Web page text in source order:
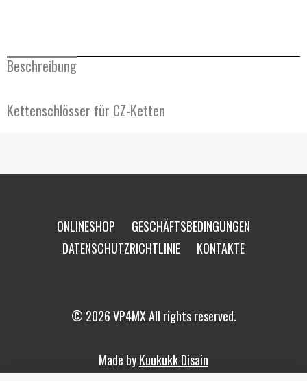
Beschreibung
Kettenschlösser für CZ-Ketten
ONLINESHOP
GESCHÄFTSBEDINGUNGEN
DATENSCHUTZRICHTLINIE
KONTAKTE
© 2026 VP4MX All rights reserved.
Made byKuukukk Disain